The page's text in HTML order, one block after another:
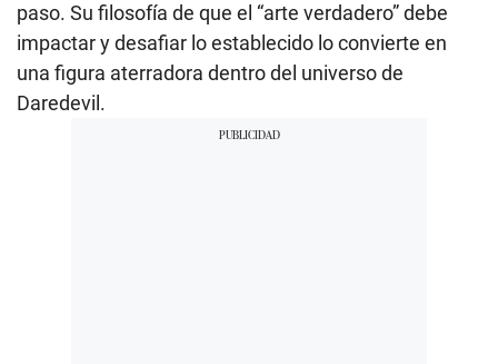
paso. Su filosofía de que el “arte verdadero” debe
impactar y desafiar lo establecido lo convierte en
una figura aterradora dentro del universo de
Daredevil.